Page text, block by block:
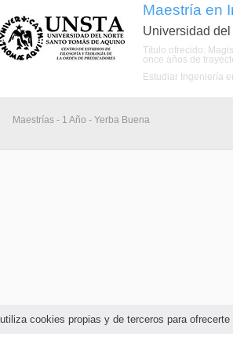
cookies propias y de terceros para
Maestría en
Universidad
Título ofrecido:
once años de
Estudiar Ingeniería
Maestrías - 1 Año - Yerba Buena